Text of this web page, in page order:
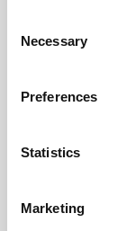
Selection
Necessary
Preferences
Statistics
Marketing